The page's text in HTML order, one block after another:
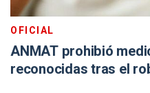
OFICIAL
ANMAT prohibió
reconocidas tras el